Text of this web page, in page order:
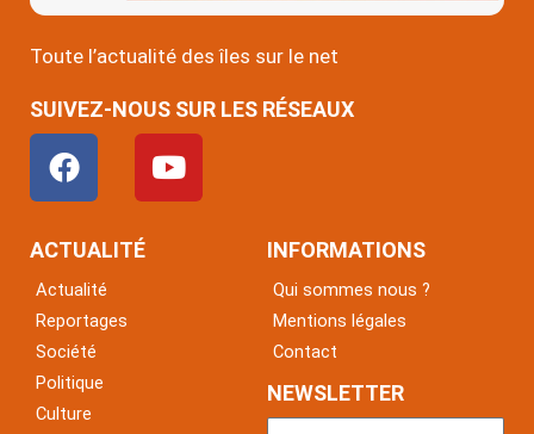
Toute l’actualité des îles sur le net
SUIVEZ-NOUS SUR LES RÉSEAUX
F
a
c
e
o
o
k
Y
o
u
ACTUALITÉ
Actualité
Reportages
Société
Politique
Culture
INFORMATIONS
Qui sommes nous ?
Mentions légales
Contact
NEWSLETTER